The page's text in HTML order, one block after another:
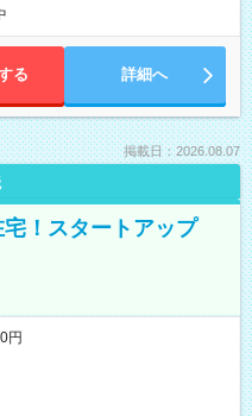
る 詳細へ
掲載日：2026.08.07
！スタートアップ
円